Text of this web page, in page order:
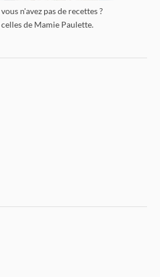
n'avez pas de recettes ?
de Mamie Paulette.